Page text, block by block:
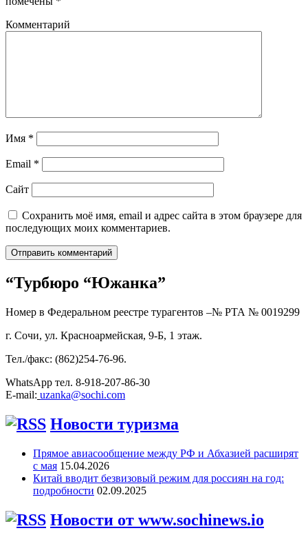
Комментарий
Имя *
Email *
Сайт
Сохранить моё имя, email и адрес сайта в этом браузере для
последующих моих комментариев.
“Турбюро “Южанка”
Номер в Федеральном реестре турагентов –№ РТА № 0019299
г. Сочи, ул. Красноармейская, 9-Б, 1 этаж.
Тел./факс: (862)254-76-96.
WhatsApp тел. 8-918-207-86-30
E-mail: uzanka@sochi.com
Новости туризма
Прямое авиасообщение между РФ и Абхазией расширят
с мая 15.04.2026
Китай вводит безвизовый режим для россиян на год:
подробности 02.09.2025
Новости от www.sochinews.io